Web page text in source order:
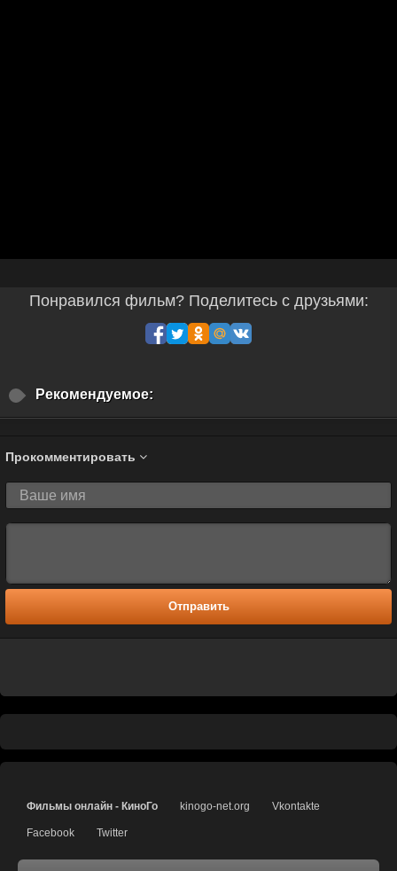
Понравился фильм? Поделитесь с друзьями:
Рекомендуемое:
Прокомментировать
Отправить
Фильмы онлайн - КиноГо kinogo-net.org Vkontakte
Facebook Twitter